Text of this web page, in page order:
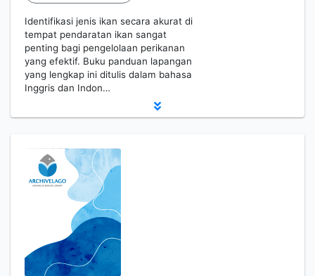
Identifikasi jenis ikan secara akurat di
tempat pendaratan ikan sangat
penting bagi pengelolaan perikanan
yang efektif. Buku panduan lapangan
yang lengkap ini ditulis dalam bahasa
Inggris dan Indon…